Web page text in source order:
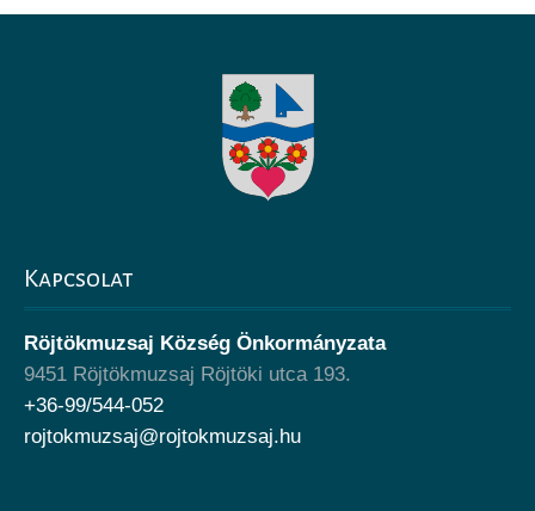
Kapcsolat
Röjtökmuzsaj Község Önkormányzata
9451 Röjtökmuzsaj Röjtöki utca 193.
+36-99/544-052
rojtokmuzsaj@rojtokmuzsaj.hu